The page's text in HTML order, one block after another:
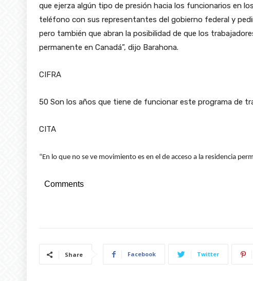
que ejerza algún tipo de presión hacia los funcionarios en
teléfono con sus representantes del gobierno federal y
pero también que abran la posibilidad de que los
permanente en Canadá”, dijo Barahona.
CIFRA
50 Son los años que tiene de funcionar este programa de
CITA
“En lo que no se ve movimiento es en el de acceso a la residencia
Comments
Share Facebook Twitter